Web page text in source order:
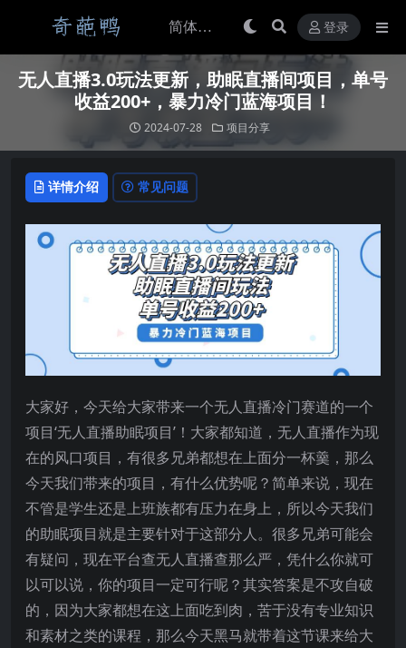
登录
无人直播3.0玩法更新，助眠直播间项目，单号
收益200+，暴力冷门蓝海项目！
2024-07-28 项目分享
详情介绍 常见问题
大家好，今天给大家带来一个无人直播冷门赛道的一个
项目‘无人直播助眠项目’！大家都知道，无人直播作为现
在的风口项目，有很多兄弟都想在上面分一杯羹，那么
今天我们带来的项目，有什么优势呢？简单来说，现在
不管是学生还是上班族都有压力在身上，所以今天我们
的助眠项目就是主要针对于这部分人。很多兄弟可能会
有疑问，现在平台查无人直播查那么严，凭什么你就可
以可以说，你的项目一定可行呢？其实答案是不攻自破
的，因为大家都想在这上面吃到肉，苦于没有专业知识
和素材之类的课程，那么今天黑马就带着这节课来给大